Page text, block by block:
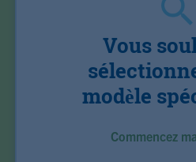
Vous
modèle
Commencez